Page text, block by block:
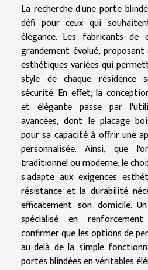
La recherche d'une porte
défi pour ceux qui
élégance. Les fabricants
grandement évolué,
esthétiques variées qui
style de chaque résidence
sécurité. En effet, la
et élégante passe par
avancées, dont le placage
pour sa capacité à offrir une
personnalisée. Ainsi, que
traditionnel ou moderne, le
s'adapte aux exigences
résistance et la durabilité
efficacement son domicile.
spécialisé en
confirmer que les options de
au-delà de la simple
portes blindées en véritables